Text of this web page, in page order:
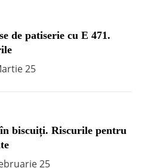
de patiserie cu E 471.
25
biscuiți. Riscurile pentru
25